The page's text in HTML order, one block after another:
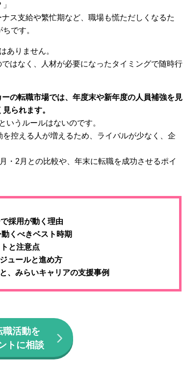
ス支給や繁忙期など、職場も慌ただしくなるた
です。
ありません。
はなく、人材が必要になったタイミングで随時行
の転職市場では、年度末や新年度の人員補強を見
られます。
いうルールはないのです。
控える人が増えるため、ライバルが少なく、企
・2月との比較や、年末に転職を成功させるポイ
採用が動く理由
くべきベスト時期
と注意点
ュールと進め方
、みらいキャリアの支援事例
職活動を
トに相談